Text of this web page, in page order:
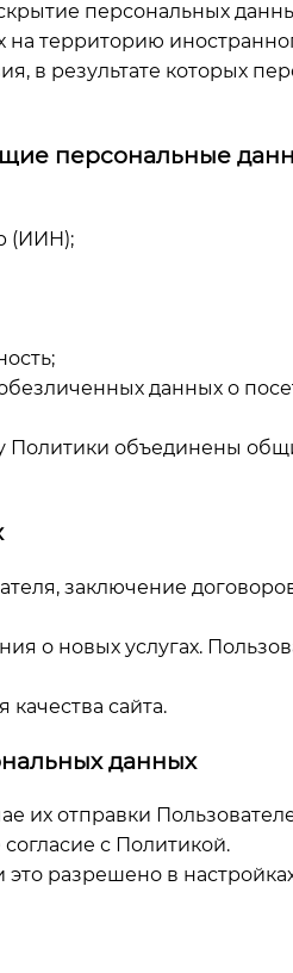
персональных
на территорию
в результате которых
персональные
(ИИН);
данных о
Политики объединены
заключение
о новых услугах.
сайта.
данных
их отправки
с Политикой.
разрешено в